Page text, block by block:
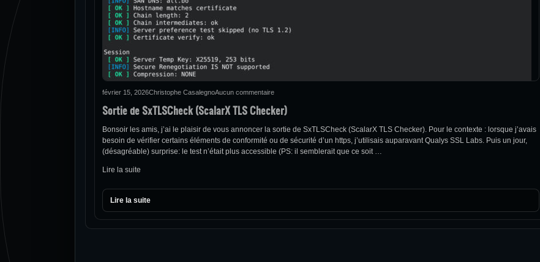
février 15, 2026Christophe CasalegnoAucun commentaire
Sortie de SxTLSCheck (ScalarX TLS Checker)
Bonsoir les amis, j’ai le plaisir de vous annoncer la sortie de SxTLSCheck (ScalarX TLS Checker). Pour le contexte : lorsque j’avais
besoin de vérifier certains éléments de conformité ou de sécurité d’un https, j’utilisais auparavant Qualys SSL Labs. Puis un jour,
(désagréable) surprise: le test n’était plus accessible (PS: il semblerait que ce soit …
Lire la suite
Lire la suite